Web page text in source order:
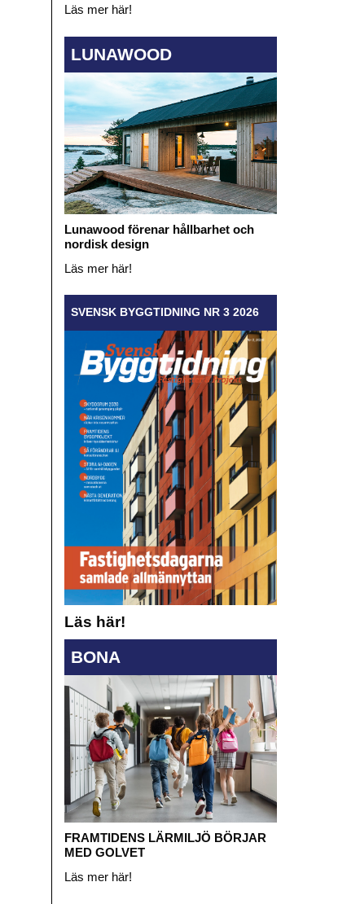
Läs mer här!
LUNAWOOD
Lunawood förenar hållbarhet och
nordisk design
Läs mer här!
SVENSK BYGGTIDNING NR 3 2026
Läs här!
BONA
FRAMTIDENS LÄRMILJÖ BÖRJAR
MED GOLVET
Läs mer här!